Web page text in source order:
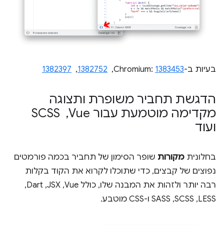
בעיות ב-Chromium:1383453
, ‏
1382752
, ‏
1382397
הדגשת תחביר משופרת ותצוגה
מקדימה מוטמעת עבור Vue
,
‏ SCSS
ועוד
בחלונית מקורות שופר הסימון של תחביר בכמה פורמטים
נפוצים של קבצים, כדי שתוכלו לקרוא את הקוד בקלות
רבה יותר ולזהות את המבנה שלו, כולל Vue,‏ JSX,‏ Dart,‏
LESS,‏ SCSS,‏ SASS ו-CSS מוטבע.